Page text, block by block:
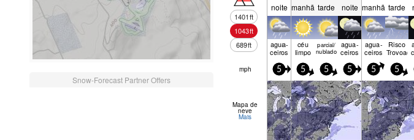
Snow-Forecast Partner Offers
1401ft
1043ft
689ft
noite manhã tarde noite manhã tarde
agua­
ceiros
céu
limpo
parcial/
nublado
agua­
ceiros
agua­
ceiros
Risco
Trovoada
mph 5 5 5 5 5 5
Mapa de
neve
Mais